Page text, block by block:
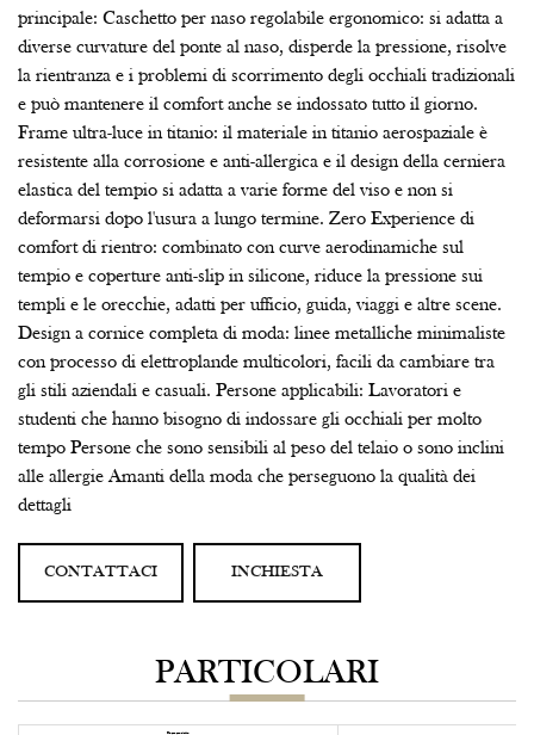
principale: Caschetto per naso regolabile ergonomico: si adatta a
diverse curvature del ponte al naso, disperde la pressione, risolve
la rientranza e i problemi di scorrimento degli occhiali tradizionali
e può mantenere il comfort anche se indossato tutto il giorno.
Frame ultra-luce in titanio: il materiale in titanio aerospaziale è
resistente alla corrosione e anti-allergica e il design della cerniera
elastica del tempio si adatta a varie forme del viso e non si
deformarsi dopo l'usura a lungo termine. Zero Experience di
comfort di rientro: combinato con curve aerodinamiche sul
tempio e coperture anti-slip in silicone, riduce la pressione sui
templi e le orecchie, adatti per ufficio, guida, viaggi e altre scene.
Design a cornice completa di moda: linee metalliche minimaliste
con processo di elettroplande multicolori, facili da cambiare tra
gli stili aziendali e casuali. Persone applicabili: Lavoratori e
studenti che hanno bisogno di indossare gli occhiali per molto
tempo Persone che sono sensibili al peso del telaio o sono inclini
alle allergie Amanti della moda che perseguono la qualità dei
dettagli
CONTATTACI INCHIESTA
PARTICOLARI